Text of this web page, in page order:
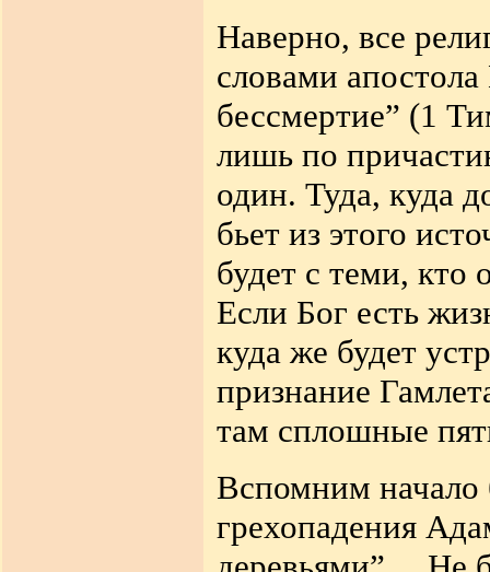
Наверно, все
словами
бессмертие” (1
лишь по
один. Туда, куда
бьет из этого
будет с теми, кто
Если Бог есть
куда же будет
признание
там сплошные
Вспомним начало
грехопадения